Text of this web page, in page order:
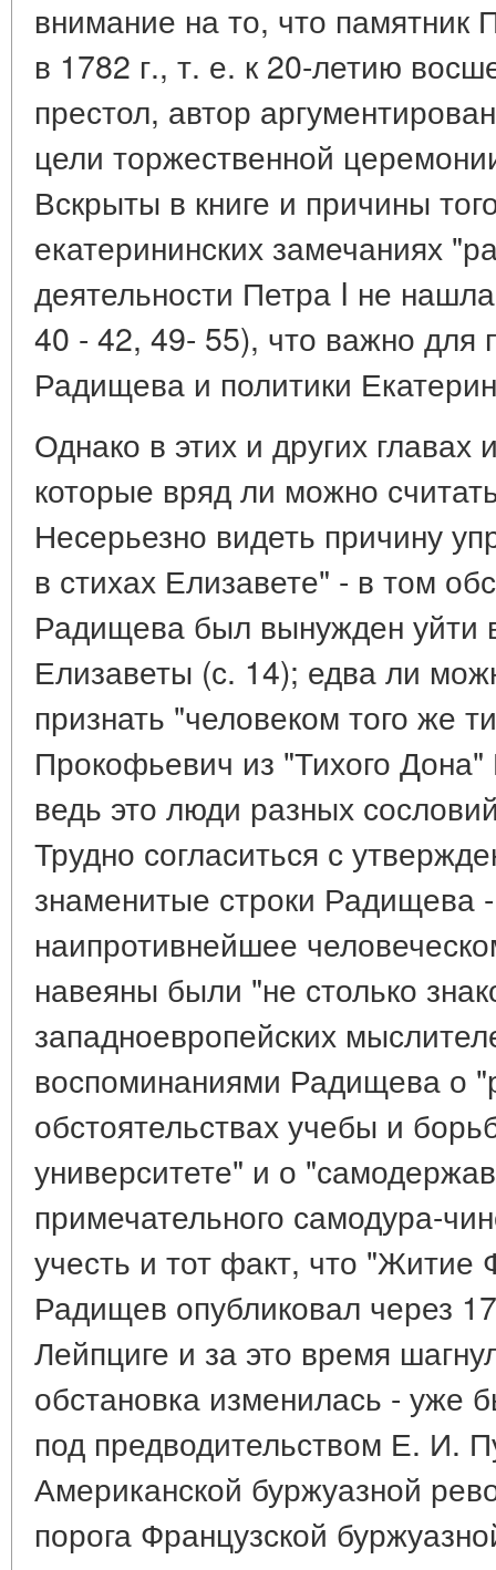
внимание на то, что памятник
в 1782 г., т. е. к 20-летию
престол, автор
цели торжественной
Вскрыты в книге и причины
екатерининских замечаниях
деятельности Петра I не
40 - 42, 49- 55), что важно для
Радищева и политики
Однако в этих и других
которые вряд ли можно
Несерьезно видеть причину
в стихах Елизавете" - в том
Радищева был вынужден уйти
Елизаветы (с. 14); едва ли
признать "человеком того же
Прокофьевич из "Тихого
ведь это люди разных
Трудно согласиться с
знаменитые строки Радищева
наипротивнейшее
навеяны были "не столько
западноевропейских
воспоминаниями Радищева о
обстоятельствах учебы и
университете" и о
примечательного самодура-
учесть и тот факт, что
Радищев опубликовал через
Лейпциге и за это время
обстановка изменилась - уже
под предводительством Е. И.
Американской буржуазной
порога Французской